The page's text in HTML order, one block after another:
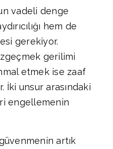
vadeli denge
hem de
gerekiyor.
gerilimi
ihmal etmek ise zaaf
İki unsur arasındaki
engellemenin
artık